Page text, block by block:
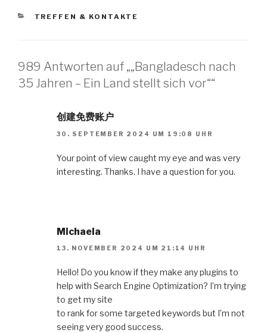
KATEGORIEN
TREFFEN & KONTAKTE
989 Antworten auf „„Bangladesch nach
35 Jahren – Ein Land stellt sich vor““
创建免费账户
30. SEPTEMBER 2024 UM 19:08 UHR
Your point of view caught my eye and was very
interesting. Thanks. I have a question for you.
Michaela
13. NOVEMBER 2024 UM 21:14 UHR
Hello! Do you know if they make any plugins to
help with Search Engine Optimization? I’m trying
to get my site
to rank for some targeted keywords but I’m not
seeing very good success.